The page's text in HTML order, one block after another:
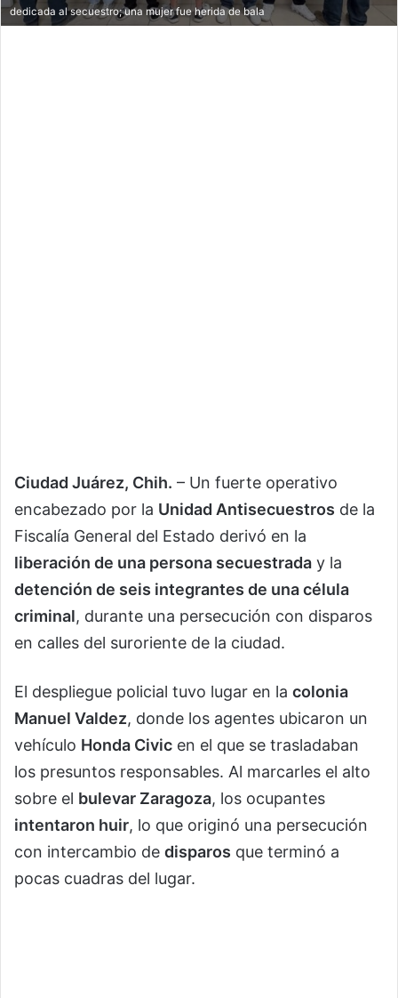
dedicada al secuestro; una mujer fue herida de bala
Ciudad Juárez, Chih. – Un fuerte operativo
encabezado por la Unidad Antisecuestros de la
Fiscalía General del Estado derivó en la
liberación de una persona secuestrada y la
detención de seis integrantes de una célula
criminal, durante una persecución con disparos
en calles del suroriente de la ciudad.
El despliegue policial tuvo lugar en la colonia
Manuel Valdez, donde los agentes ubicaron un
vehículo Honda Civic en el que se trasladaban
los presuntos responsables. Al marcarles el alto
sobre el bulevar Zaragoza, los ocupantes
intentaron huir, lo que originó una persecución
con intercambio de disparos que terminó a
pocas cuadras del lugar.